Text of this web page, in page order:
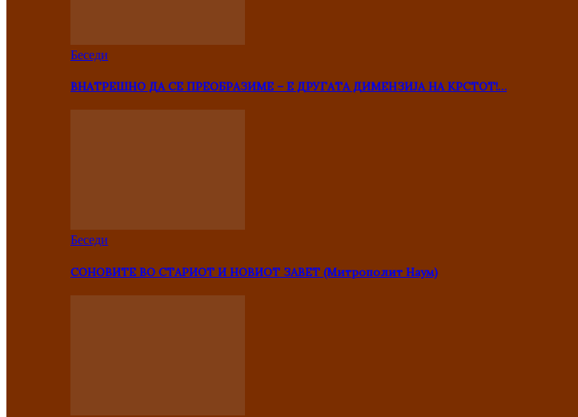
Беседи
ВНАТРЕШНО ДА СЕ ПРЕОБРАЗИМЕ – Е ДРУГАТА ДИМЕНЗИЈА НА КРСТОТ!…
Беседи
СОНОВИТЕ ВО СТАРИОТ И НОВИОТ ЗАВЕТ (Митрополит Наум)